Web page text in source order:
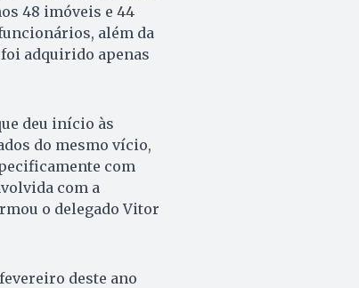
48 imóveis e 44
além da
adquirido apenas
deu início às
do mesmo vício,
com
com a
o delegado Vitor
deste ano